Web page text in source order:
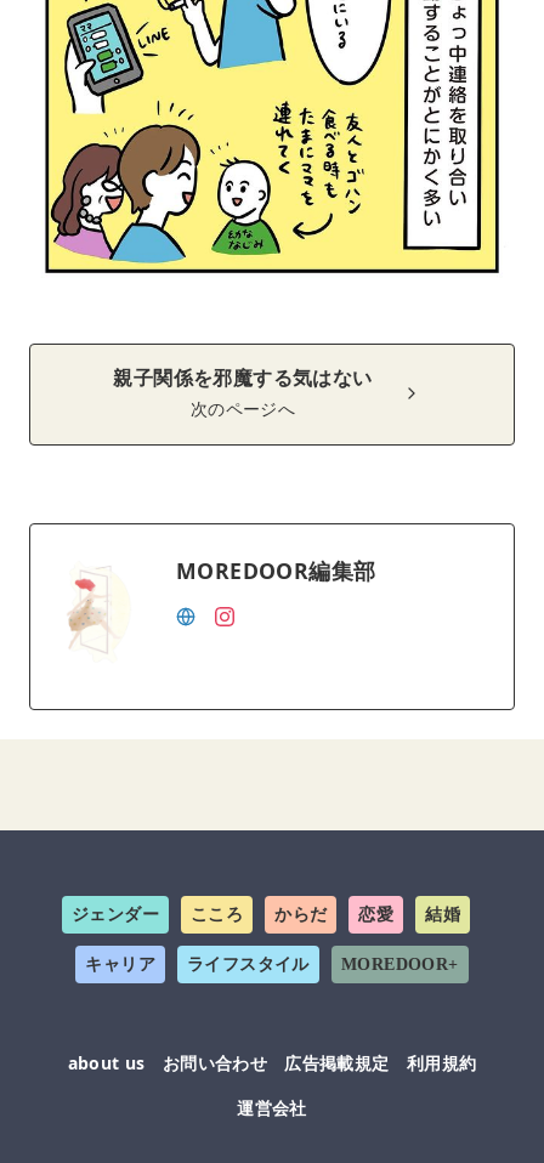
親子関係を邪魔する気はない
次のページへ
MOREDOOR編集部
ジェンダー こころ からだ 恋愛 結婚
キャリア ライフスタイル MOREDOOR+
about us お問い合わせ 広告掲載規定
利用規約
運営会社